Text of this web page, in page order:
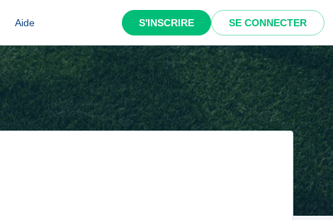
Aide S'INSCRIRE SE CONNECTER